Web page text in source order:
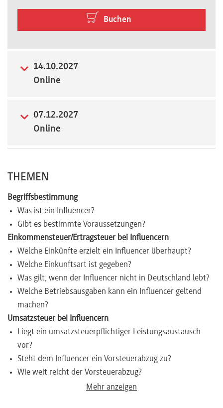
FAQ
Newsletter
Buchen
14.10.2027
Online
07.12.2027
Online
THEMEN
Begriffsbestimmung
Was ist ein Influencer?
Gibt es bestimmte Voraussetzungen?
Einkommensteuer/Ertragsteuer bei Influencern
Welche Einkünfte erzielt ein Influencer überhaupt?
Welche Einkunftsart ist gegeben?
Was gilt, wenn der Influencer nicht in Deutschland lebt?
Welche Betriebsausgaben kann ein Influencer geltend
machen?
Umsatzsteuer bei Influencern
Liegt ein umsatzsteuerpflichtiger Leistungsaustausch
vor?
Steht dem Influencer ein Vorsteuerabzug zu?
Wie weit reicht der Vorsteuerabzug?
Was gilt, wenn der Influencer im Ausland lebt?
Mehr anzeigen